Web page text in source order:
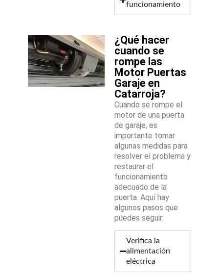
funcionamiento
¿Qué hacer
cuando se
rompe las
Motor Puertas
Garaje en
Catarroja?
Cuando se rompe el
motor de una puerta
de garaje, es
importante tomar
algunas medidas para
resolver el problema y
restaurar el
funcionamiento
adecuado de la
puerta. Aquí hay
algunos pasos que
puedes seguir:
Verifica la
alimentación
eléctrica